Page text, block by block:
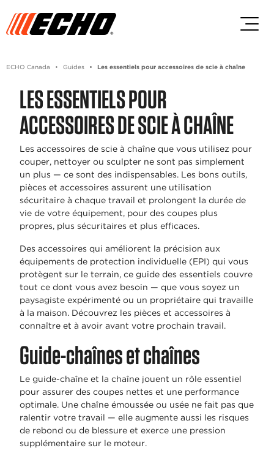
ECHO Canada Guides Les essentiels pour accessoires de scie à chaîne
LES ESSENTIELS POUR
ACCESSOIRES DE SCIE À CHAÎNE
Les accessoires de scie à chaîne que vous utilisez pour
couper, nettoyer ou sculpter ne sont pas simplement
un plus — ce sont des indispensables. Les bons outils,
pièces et accessoires assurent une utilisation
sécuritaire à chaque travail et prolongent la durée de
vie de votre équipement, pour des coupes plus
propres, plus sécuritaires et plus efficaces.
Des accessoires qui améliorent la précision aux
équipements de protection individuelle (EPI) qui vous
protègent sur le terrain, ce guide des essentiels couvre
tout ce dont vous avez besoin — que vous soyez un
paysagiste expérimenté ou un propriétaire qui travaille
à la maison. Découvrez les pièces et accessoires à
connaître et à avoir avant votre prochain travail.
Guide-chaînes et chaînes
Le guide-chaîne et la chaîne jouent un rôle essentiel
pour assurer des coupes nettes et une performance
optimale. Une chaîne émoussée ou usée ne fait pas que
ralentir votre travail — elle augmente aussi les risques
de rebond ou de blessure et exerce une pression
supplémentaire sur le moteur.